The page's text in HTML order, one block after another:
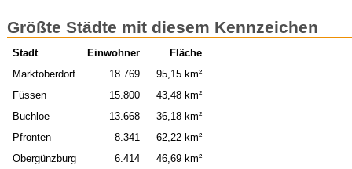
Größte Städte mit diesem Kennzeichen
Stadt Einwohner
Fläche
Marktoberdorf
18.769
95,15 km²
Füssen
15.800
43,48 km²
Buchloe
13.668
36,18 km²
Pfronten
8.341
62,22 km²
Obergünzburg
6.414
46,69 km²